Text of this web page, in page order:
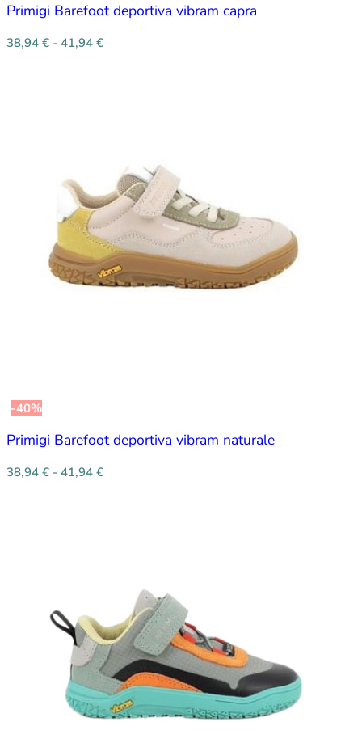
Primigi Barefoot deportiva vibram capra
38,94 € - 41,94 €
-40%
Primigi Barefoot deportiva vibram naturale
38,94 € - 41,94 €